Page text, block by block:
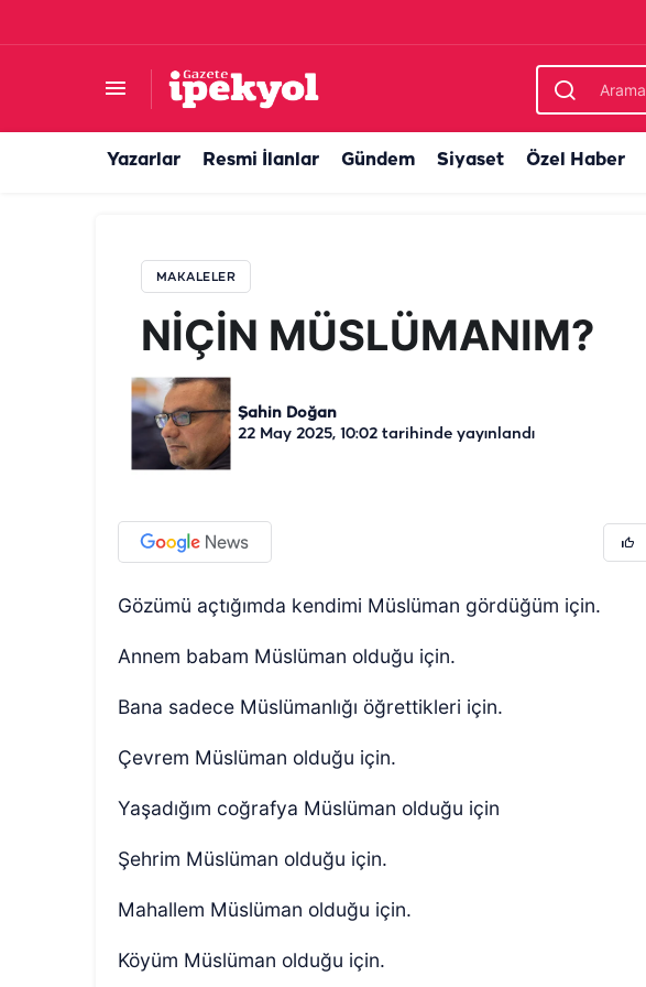
Yazarlar Resmi İlanlar Gündem Siyaset Özel Haber
MAKALELER
NİÇİN MÜSLÜMANIM?
Şahin Doğan
22 May 2025, 10:02 tarihinde yayınlandı
Gözümü açtığımda kendimi Müslüman gördüğüm için.
Annem babam Müslüman olduğu için.
Bana sadece Müslümanlığı öğrettikleri için.
Çevrem Müslüman olduğu için.
Yaşadığım coğrafya Müslüman olduğu için
Şehrim Müslüman olduğu için.
Mahallem Müslüman olduğu için.
Köyüm Müslüman olduğu için.